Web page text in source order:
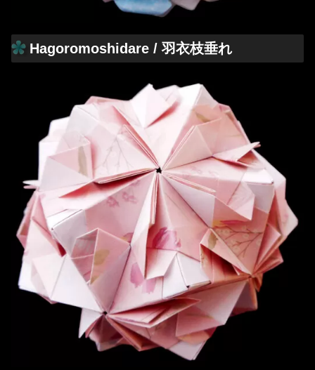
Hagoromoshidare / 羽衣枝垂れ